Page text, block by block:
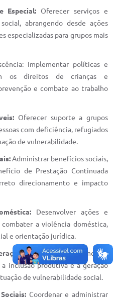
Especial: Oferecer serviços e
abrangendo desde ações
especializadas para grupos mais
Implementar políticas e
os direitos de crianças e
e combate ao trabalho
Oferecer suporte a grupos
com deficiência, refugiados
de vulnerabilidade.
Administrar benefícios sociais,
de Prestação Continuada
direcionamento e impacto
Desenvolver ações e
a violência doméstica,
e orientação jurídica.
de Renda:Implementar
inclusão produtiva e a geração
de vulnerabilidade social.
Coordenar e administrar